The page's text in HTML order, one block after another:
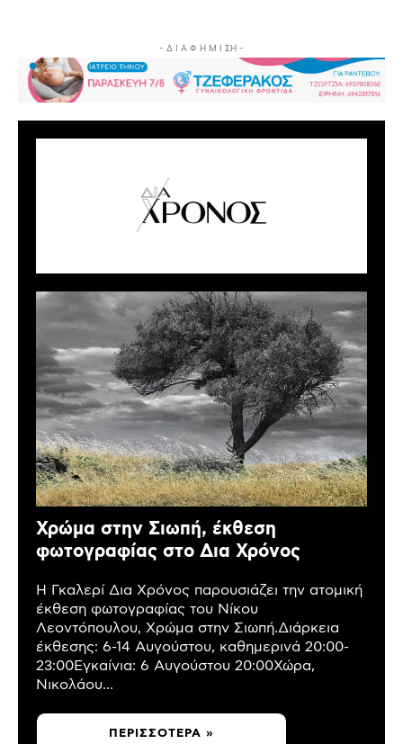
- Δ Ι Α Φ Η Μ Ι ΣΗ -
Χρώμα στην Σιωπή, έκθεση
φωτογραφίας στο Δια Χρόνος
Η Γκαλερί Δια Χρόνος παρουσιάζει την ατομική
έκθεση φωτογραφίας του Νίκου
Λεοντόπουλου, Χρώμα στην Σιωπή.Διάρκεια
έκθεσης: 6-14 Αυγούστου, καθημερινά 20:00-
23:00Εγκαίνια: 6 Αυγούστου 20:00Χώρα,
Νικολάου...
ΠΕΡΙΣΣΌΤΕΡΑ »